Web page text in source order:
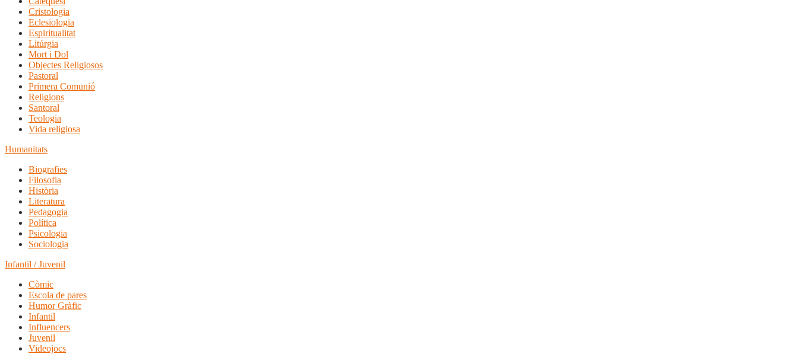
Cristologia
Eclesiologia
Espiritualitat
Litúrgia
Mort i Dol
Objectes Religiosos
Pastoral
Primera Comunió
Religions
Santoral
Teologia
Vida religiosa
Humanitats
Biografies
Filosofia
Història
Literatura
Pedagogia
Política
Psicologia
Sociologia
Infantil / Juvenil
Còmic
Escola de pares
Humor Gràfic
Infantil
Influencers
Juvenil
Videojocs